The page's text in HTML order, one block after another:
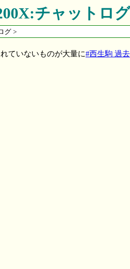
チャットロ
グ >
ていないものが大量に#西生駒 過